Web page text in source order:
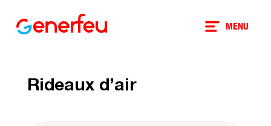
MENU
Rideaux d’air